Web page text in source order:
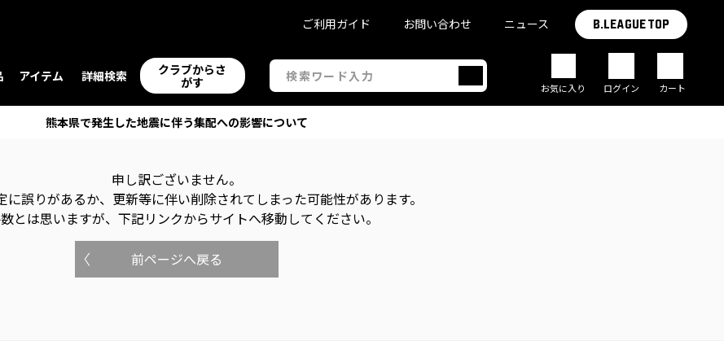
アイテム 詳細検索
クラブからさ
がす
ご利用ガイド お問い合わせ ニュース B.LEAGUE TOP
お気に入り ログイン カート
熊本県で発生した地震に伴う集配への影響について
申し訳ございません。
に誤りがあるか、更新等に伴い削除されてしまった可能性があります。
とは思いますが、下記リンクからサイトへ移動してください。
前ページへ戻る